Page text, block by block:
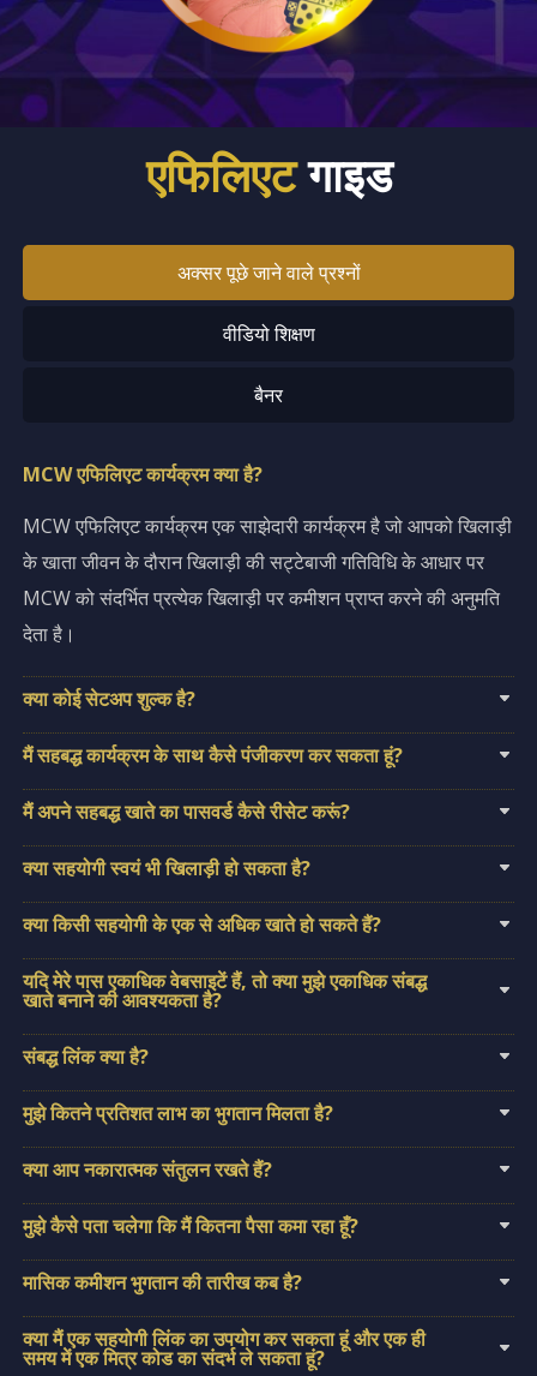
एफिलिएटगाइड
अक्सर पूछे जाने वाले प्रश्नों
वीडियो शिक्षण
बैनर
MCW एफिलिएट कार्यक्रम क्या है?
MCW एफिलिएट कार्यक्रम एक साझेदारी कार्यक्रम है जो आपको खिलाड़ी
के खाता जीवन के दौरान खिलाड़ी की सट्टेबाजी गतिविधि के आधार पर
MCW को संदर्भित प्रत्येक खिलाड़ी पर कमीशन प्राप्त करने की अनुमति
देता है।
क्या कोई सेटअप शुल्क है?
मैं सहबद्ध कार्यक्रम के साथ कैसे पंजीकरण कर सकता हूं?
मैं अपने सहबद्ध खाते का पासवर्ड कैसे रीसेट करूं?
क्या सहयोगी स्वयं भी खिलाड़ी हो सकता है?
क्या किसी सहयोगी के एक से अधिक खाते हो सकते हैं?
यदि मेरे पास एकाधिक वेबसाइटें हैं, तो क्या मुझे एकाधिक संबद्ध
खाते बनाने की आवश्यकता है?
संबद्ध लिंक क्या है?
मुझे कितने प्रतिशत लाभ का भुगतान मिलता है?
क्या आप नकारात्मक संतुलन रखते हैं?
मुझे कैसे पता चलेगा कि मैं कितना पैसा कमा रहा हूँ?
मासिक कमीशन भुगतान की तारीख कब है?
क्या मैं एक सहयोगी लिंक का उपयोग कर सकता हूं और एक ही
समय में एक मित्र कोड का संदर्भ ले सकता हूं?